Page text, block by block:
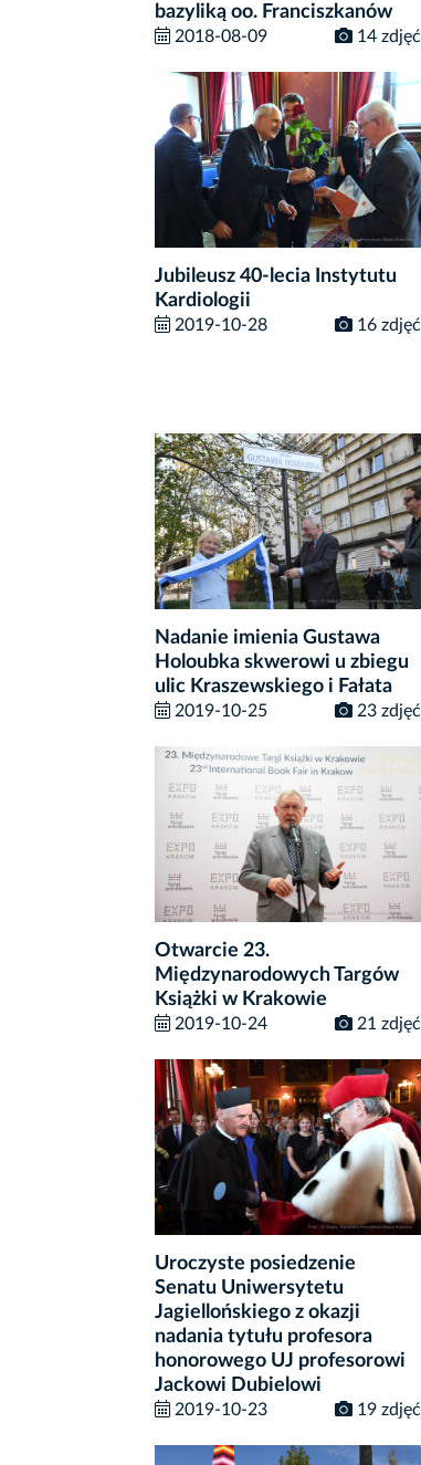
bazyliką oo. Franciszkanów
2018-08-09 14 zdjęć
Jubileusz 40-lecia Instytutu
Kardiologii
2019-10-28 16 zdjęć
Nadanie imienia Gustawa
Holoubka skwerowi u zbiegu
ulic Kraszewskiego i Fałata
2019-10-25 23 zdjęć
Otwarcie 23.
Międzynarodowych Targów
Książki w Krakowie
2019-10-24 21 zdjęć
Uroczyste posiedzenie
Senatu Uniwersytetu
Jagiellońskiego z okazji
nadania tytułu profesora
honorowego UJ profesorowi
Jackowi Dubielowi
2019-10-23 19 zdjęć